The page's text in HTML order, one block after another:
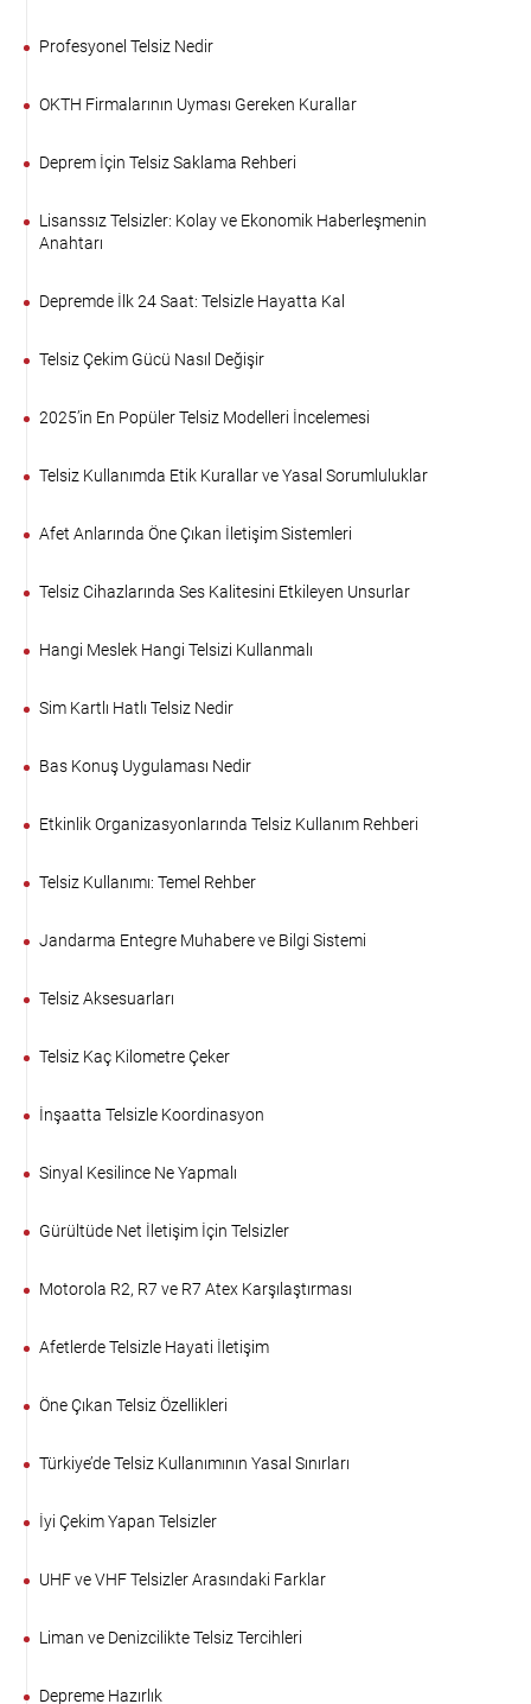
Profesyonel Telsiz Nedir
OKTH Firmalarının Uyması Gereken Kurallar
Deprem İçin Telsiz Saklama Rehberi
Lisanssız Telsizler: Kolay ve Ekonomik Haberleşmenin
Anahtarı
Depremde İlk 24 Saat: Telsizle Hayatta Kal
Telsiz Çekim Gücü Nasıl Değişir
2025’in En Popüler Telsiz Modelleri İncelemesi
Telsiz Kullanımda Etik Kurallar ve Yasal Sorumluluklar
Afet Anlarında Öne Çıkan İletişim Sistemleri
Telsiz Cihazlarında Ses Kalitesini Etkileyen Unsurlar
Hangi Meslek Hangi Telsizi Kullanmalı
Sim Kartlı Hatlı Telsiz Nedir
Bas Konuş Uygulaması Nedir
Etkinlik Organizasyonlarında Telsiz Kullanım Rehberi
Telsiz Kullanımı: Temel Rehber
Jandarma Entegre Muhabere ve Bilgi Sistemi
Telsiz Aksesuarları
Telsiz Kaç Kilometre Çeker
İnşaatta Telsizle Koordinasyon
Sinyal Kesilince Ne Yapmalı
Gürültüde Net İletişim İçin Telsizler
Motorola R2, R7 ve R7 Atex Karşılaştırması
Afetlerde Telsizle Hayati İletişim
Öne Çıkan Telsiz Özellikleri
Türkiye’de Telsiz Kullanımının Yasal Sınırları
İyi Çekim Yapan Telsizler
UHF ve VHF Telsizler Arasındaki Farklar
Liman ve Denizcilikte Telsiz Tercihleri
Depreme Hazırlık